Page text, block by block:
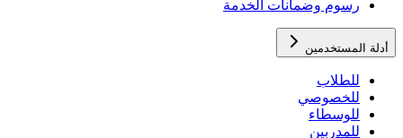
رسوم وضمانات الخدمة
أدلة المستخدمين
للطلاب
للخصوصي
للوسطاء
للمدربين